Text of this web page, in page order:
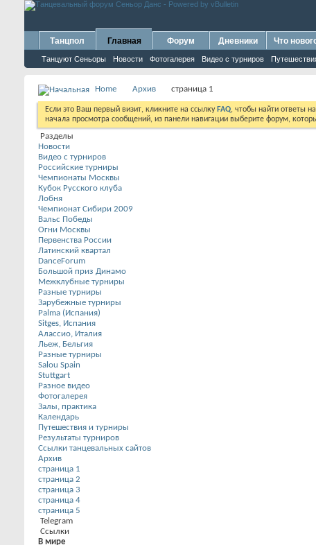
Танцпол Главная
Танцуют Сеньоры Новости Фотогалерея Видео с турниров
Форум Дневники Что
Home Архив страница 1
Если это Ваш первый визит, кликните на ссылку FAQ, чтобы найти ответы
начала просмотра сообщений, из панели навигации выберите форум,
Разделы
Новости
Видео с турниров
Российские турниры
Чемпионаты Москвы
Кубок Русского клуба
Лобня
Чемпионат Сибири 2009
Вальс Победы
Огни Москвы
Первенства России
Латинский квартал
DanceForum
Большой приз Динамо
Межклубные турниры
Разные турниры
Зарубежные турниры
Palma (Испания)
Sitges, Испания
Алассио, Италия
Льеж, Бельгия
Разные турниры
Salou Spain
Stuttgart
Разное видео
Фотогалерея
Залы, практика
Календарь
Путешествия и турниры
Результаты турниров
Ссылки танцевальных сайтов
Архив
страница 1
страница 2
страница 3
страница 4
страница 5
Telegram
Ссылки
В мире